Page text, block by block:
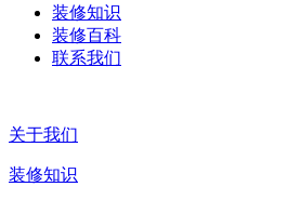
装修知识
装修百科
联系我们
关于我们
装修知识